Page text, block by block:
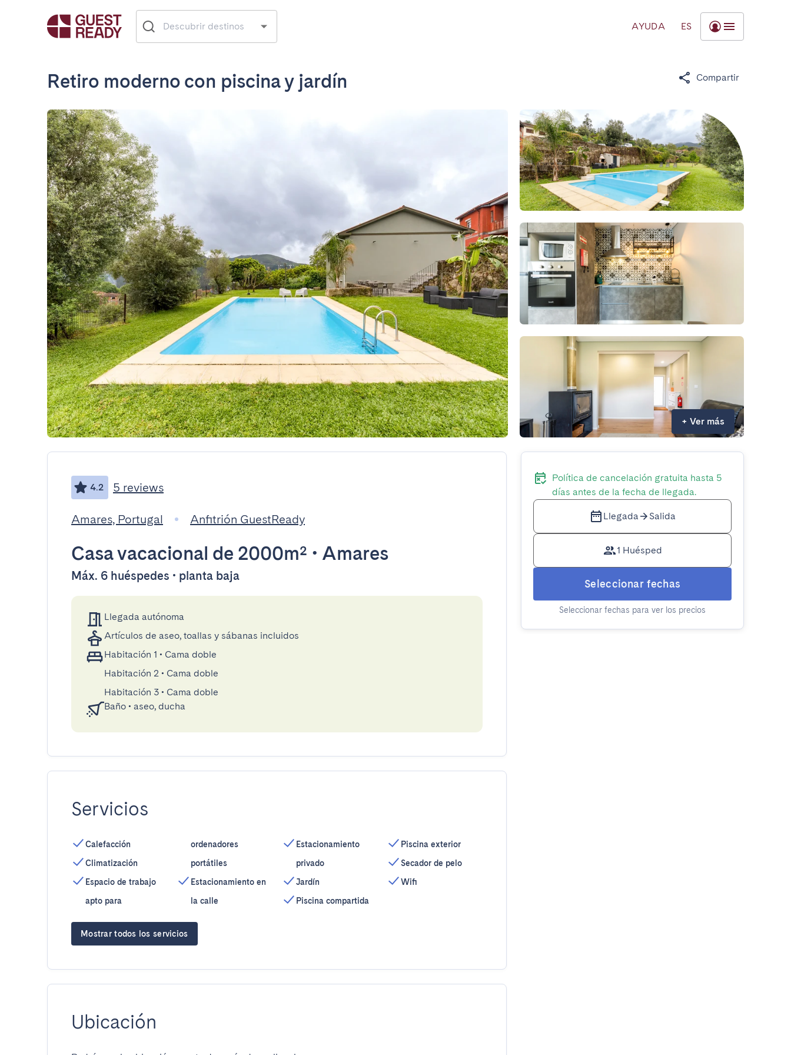
AYUDA ES
Retiro moderno con piscina y jardín Compartir
+ Ver más
4.2 5 reviews
Amares, Portugal Anfitrión GuestReady
Casa vacacional de 2000m² • Amares
Máx. 6 huéspedes • planta baja
Llegada autónoma
Artículos de aseo, toallas y sábanas incluidos
Habitación 1 • Cama doble
Habitación 2 • Cama doble
Habitación 3 • Cama doble
Baño • aseo, ducha
Servicios
Calefacción
Climatización
Espacio de trabajo
apto para
ordenadores
portátiles
Estacionamiento en
la calle
Estacionamiento
privado
Jardín
Piscina compartida
Piscina exterior
Secador de pelo
Wifi
Mostrar todos los servicios
Ubicación
Política de cancelación gratuita hasta 5
días antes de la fecha de llegada.
Llegada Salida
1 Huésped
Seleccionar fechas
Seleccionar fechas para ver los precios